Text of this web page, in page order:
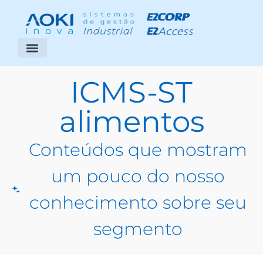
ICMS-ST
alimentos
Conteúdos que mostram
um pouco do nosso
conhecimento sobre seu
segmento